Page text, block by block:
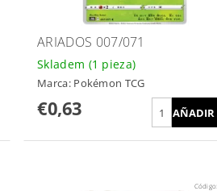
ARIADOS 007/071
Skladem (1 pieza)
Marca: Pokémon TCG
€0,63
Código: